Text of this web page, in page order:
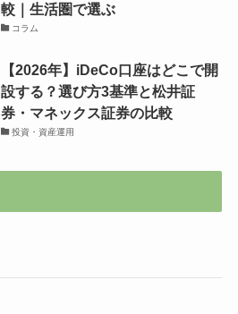
較｜生活圏で選ぶ
コラム
【2026年】iDeCo口座はどこで開
設する？選び方3基準と松井証
券・マネックス証券の比較
投資・資産運用